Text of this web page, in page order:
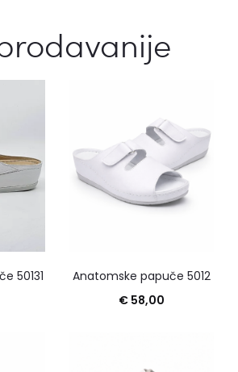
50131
Anatomske papuče 5012
€ 58,00